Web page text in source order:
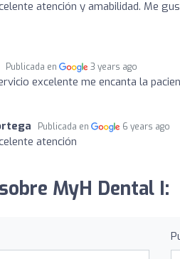
atención y amabilidad. Me
Publicada en 3 years ago
excelente me encanta la
Publicada en 6 years ago
atención
MyH Dental I: